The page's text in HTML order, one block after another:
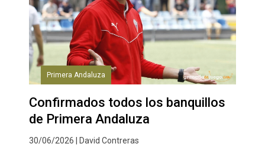
Primera Andaluza
Confirmados todos los banquillos
de Primera Andaluza
30/06/2026 | David Contreras